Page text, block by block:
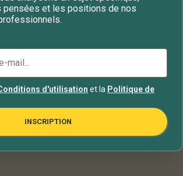
Psychologie
Trouble émotionnel
Vacances
pensées et les positions de nos
d'utilisation et la Politique de
INSCRIPTION